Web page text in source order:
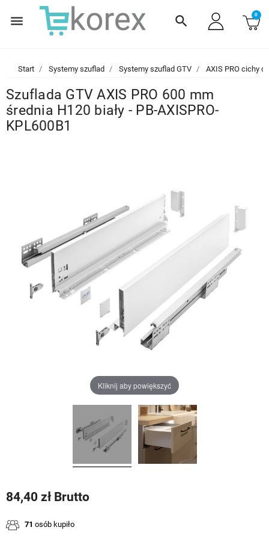
menu search 0
Start Systemy szuflad Systemy szuflad GTV AXIS PRO cichy
Szuflada GTV AXIS PRO 600 mm
średnia H120 biały - PB-AXISPRO-
KPL600B1
Kliknij aby powiększyć
84,40 zł Brutto
71 osób kupiło